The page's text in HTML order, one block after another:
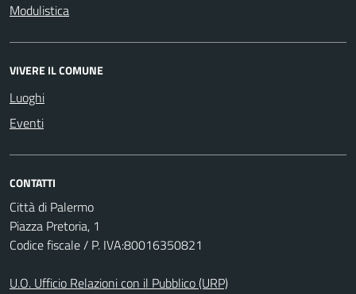
Modulistica
VIVERE IL COMUNE
Luoghi
Eventi
CONTATTI
Città di Palermo
Piazza Pretoria, 1
Codice fiscale / P. IVA:80016350821
U.O. Ufficio Relazioni con il Pubblico (URP)